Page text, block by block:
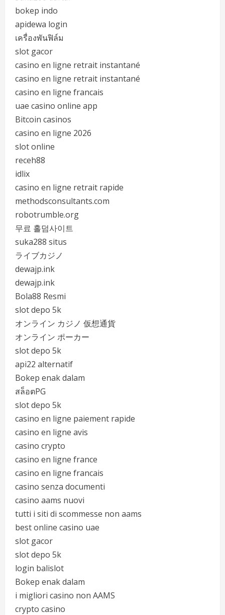
bokep indo
apidewa login
เครื่องพันฟิล์ม
slot gacor
casino en ligne retrait instantané
casino en ligne retrait instantané
casino en ligne francais
uae casino online app
Bitcoin casinos
casino en ligne 2026
slot online
receh88
idlix
casino en ligne retrait rapide
methodsconsultants.com
robotrumble.org
무료 홀덤사이트
suka288 situs
ライブカジノ
dewajp.ink
dewajp.ink
Bola88 Resmi
slot depo 5k
オンライン カジノ 仮想通貨
オンライン ポーカー
slot depo 5k
api22 alternatif
Bokep enak dalam
สล็อตPG
slot depo 5k
casino en ligne paiement rapide
casino en ligne avis
casino crypto
casino en ligne france
casino en ligne francais
casino senza documenti
casino aams nuovi
tutti i siti di scommesse non aams
best online casino uae
slot gacor
slot depo 5k
login balislot
Bokep enak dalam
i migliori casino non AAMS
crypto casino